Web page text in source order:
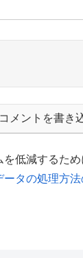
コメントを書き
を低減するた
ータの処理方